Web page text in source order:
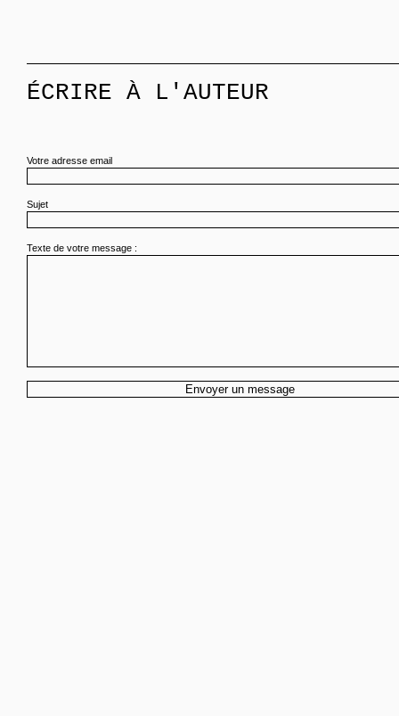
ÉCRIRE À L'AUTEUR
Votre adresse email
Sujet
Texte de votre message :